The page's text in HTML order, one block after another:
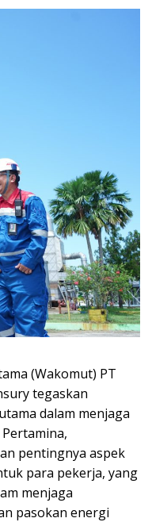
(Wakomut) PT
tegaskan
dalam menjaga
pentingnya aspek
para pekerja, yang
menjaga
pasokan energi